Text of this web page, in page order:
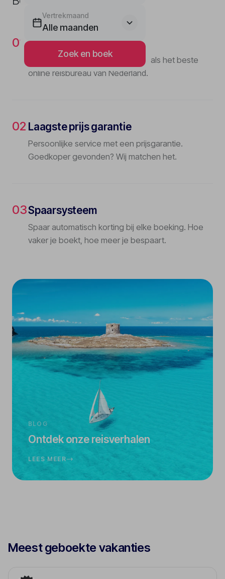
Vertrekmaand
Alle maanden
Zoek en boek
01 Beste reisbureau
Meervoudig bekroond en erkend als het beste
online reisbureau van Nederland.
02 Laagste prijs garantie
Persoonlijke service met een prijsgarantie.
Goedkoper gevonden? Wij matchen het.
03Spaarsysteem
Spaar automatisch korting bij elke boeking. Hoe
vaker je boekt, hoe meer je bespaart.
BLOG
Ontdek onze reisverhalen
LEES MEER
Meest geboekte vakanties